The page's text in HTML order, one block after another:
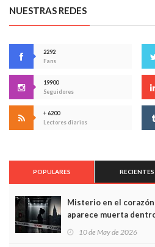
NUESTRAS REDES
2292
Fans
19900
Seguidores
+ 6200
Lectores diarios
POPULARES RECIENTES
Misterio en el
aparece muerta
10 de May de 2026